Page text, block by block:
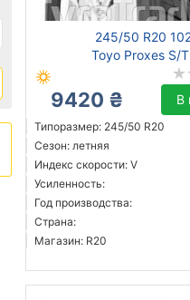
245/50 R20
Toyo Proxes S/
9420 ₴ В
Типоразмер: 245/50 R20
Сезон: летняя
Индекс скорости: V
Усиленность:
Год производства:
Страна:
Магазин: R20